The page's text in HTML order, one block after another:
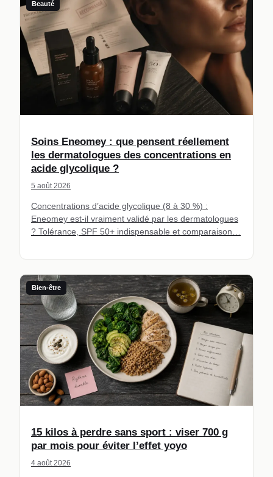
Beauté
Soins Eneomey : que pensent réellement
les dermatologues des concentrations en
acide glycolique ?
5 août 2026
Concentrations d’acide glycolique (8 à 30 %) :
Eneomey est-il vraiment validé par les dermatologues
? Tolérance, SPF 50+ indispensable et comparaison…
Bien-être
15 kilos à perdre sans sport : viser 700 g
par mois pour éviter l’effet yoyo
4 août 2026